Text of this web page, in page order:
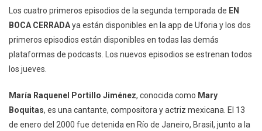
Los cuatro primeros episodios de la segunda temporada de EN
BOCA CERRADAya están disponibles en la app de Uforia y los dos
primeros episodios están disponibles en todas las demás
plataformas de podcasts. Los nuevos episodios se estrenan todos
los jueves.
María Raquenel Portillo Jiménez, conocida como Mary
Boquitas, es una cantante, compositora y actriz mexicana. El 13
de enero del 2000 fue detenida en Río de Janeiro, Brasil, junto a la